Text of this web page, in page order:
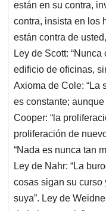
están en su contra,
contra, insista en los
están contra de
Ley de Scott:
edificio de oficinas,
Axioma de Cole: “La
es constante;
Cooper: “la
proliferación de
“Nada es nunca tan
Ley de Nahr: “La
cosas sigan su curso
suya”. Ley de